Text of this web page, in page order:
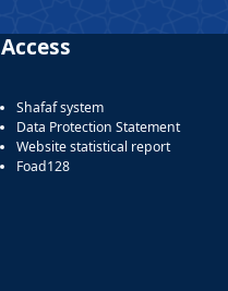
Access
Shafaf system
Data Protection Statement
Website statistical report
Foad128